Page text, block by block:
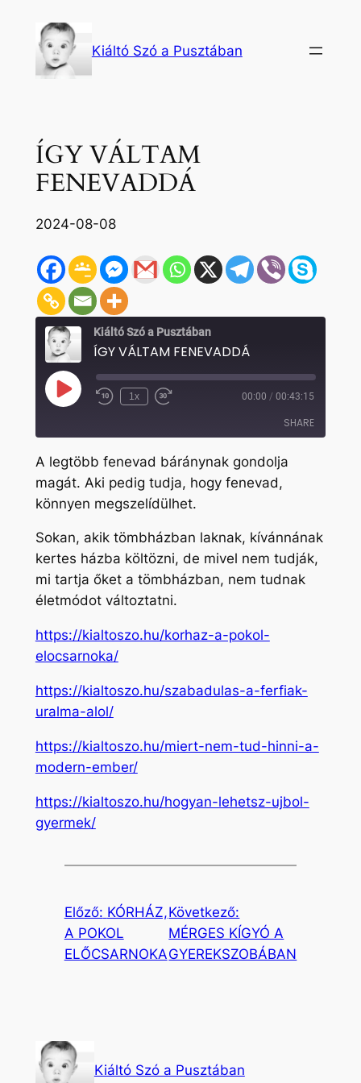
tartalomhoz
Kiáltó Szó a Pusztában
ÍGY VÁLTAM
FENEVADDÁ
2024-08-08
Kiáltó Szó a Pusztában
ÍGY VÁLTAM FENEVADDÁ
Play
Episode Rewind
1x
Fast
seconds
00:00 / 00:43:15
SHARE
SHARE
LINK
EMBED
A legtöbb fenevad báránynak gondolja
magát. Aki pedig tudja, hogy fenevad,
könnyen megszelídülhet.
Sokan, akik tömbházban laknak, kívánnának
kertes házba költözni, de mivel nem tudják,
mi tartja őket a tömbházban, nem tudnak
életmódot változtatni.
https://kialtoszo.hu/korhaz-a-pokol-
elocsarnoka/
https://kialtoszo.hu/szabadulas-a-ferfiak-
uralma-alol/
https://kialtoszo.hu/miert-nem-tud-hinni-a-
modern-ember/
https://kialtoszo.hu/hogyan-lehetsz-ujbol-
gyermek/
Előző: KÓRHÁZ,
A POKOL
ELŐCSARNOKA
Következő:
MÉRGES KÍGYÓ A
GYEREKSZOBÁBAN
Kiáltó Szó a Pusztában